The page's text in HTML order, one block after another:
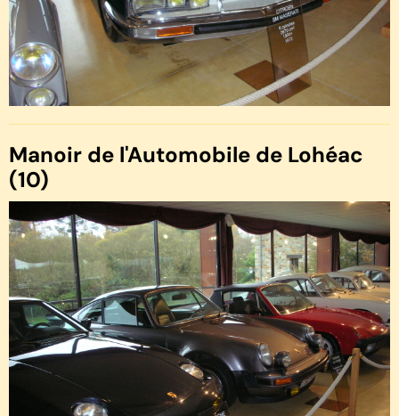
Manoir de l'Automobile de Lohéac
(10)